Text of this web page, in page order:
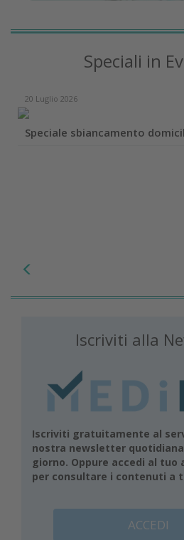
Speciali in
20 Luglio 2026
Speciale sbiancamento
Iscriviti alla
Iscriviti gratuitamente al
nostra newsletter
giorno. Oppure accedi al tuo
per consultare i contenuti a
ACCEDI